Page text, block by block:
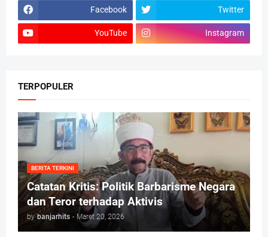
Facebook Twitter
YouTube Instagram
TERPOPULER
BERITA TERKINI
Catatan Kritis: Politik Barbarisme Negara
dan Teror terhadap Aktivis
by banjarhits - Maret 20, 2026